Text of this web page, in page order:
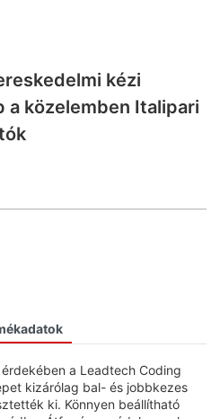
kézi
közelemben Italipari
a Leadtech Coding
kizárólag bal- és jobbkezes
ki. Könnyen beállítható